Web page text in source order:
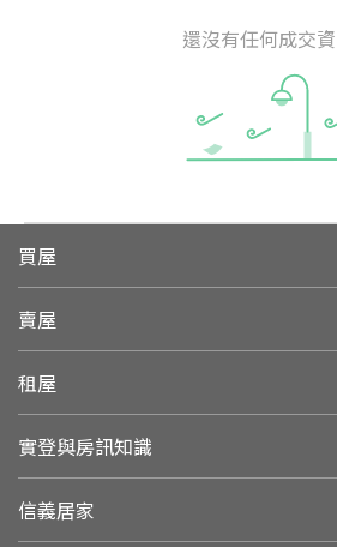
還沒有任何成交
買屋
賣屋
租屋
實登與房訊知識
信義居家